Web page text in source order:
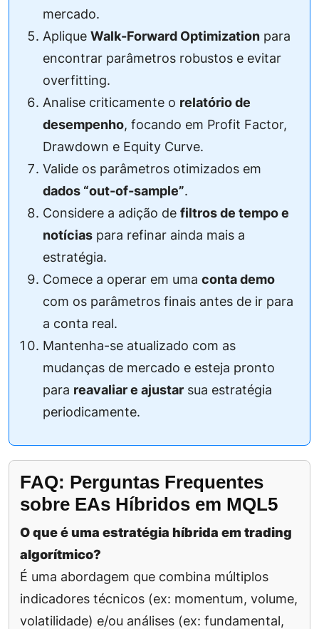
mercado.
Aplique Walk-Forward Optimization para
encontrar parâmetros robustos e evitar
overfitting.
Analise criticamente o relatório de
desempenho, focando em Profit Factor,
Drawdown e Equity Curve.
Valide os parâmetros otimizados em
dados “out-of-sample”.
Considere a adição de filtros de tempo e
notícias para refinar ainda mais a
estratégia.
Comece a operar em uma conta demo
com os parâmetros finais antes de ir para
a conta real.
Mantenha-se atualizado com as
mudanças de mercado e esteja pronto
para reavaliar e ajustar sua estratégia
periodicamente.
FAQ: Perguntas Frequentes
sobre EAs Híbridos em MQL5
O que é uma estratégia híbrida em trading
algorítmico?
É uma abordagem que combina múltiplos
indicadores técnicos (ex: momentum, volume,
volatilidade) e/ou análises (ex: fundamental,